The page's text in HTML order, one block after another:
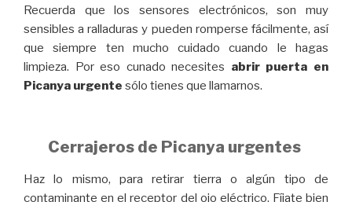
Recuerda que los sensores electrónicos, son muy
sensibles a ralladuras y pueden romperse fácilmente, así
que siempre ten mucho cuidado cuando le hagas
limpieza. Por eso cunado necesites abrir puerta en
Picanya urgente sólo tienes que llamarnos.
Cerrajeros de Picanya urgentes
Haz lo mismo, para retirar tierra o algún tipo de
contaminante en el receptor del ojo eléctrico. Fíjate bien